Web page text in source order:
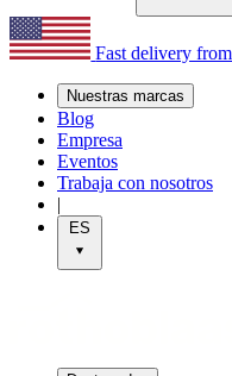
Fast delivery
Nuestras marcas
Blog
Empresa
Eventos
Trabaja con nosotros
|
ES